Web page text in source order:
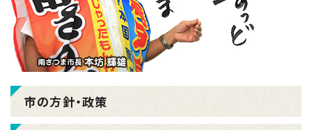
市の方針・政策